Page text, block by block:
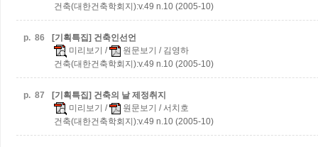
건축(대한건축학회지):v.49 n.10 (2005-10)
p. 86
[기획특집] 건축인선언
미리보기 / 원문보기 / 김영하
건축(대한건축학회지):v.49 n.10 (2005-10)
p. 87
[기획특집] 건축의 날 제정취지
미리보기 / 원문보기 / 서치호
건축(대한건축학회지):v.49 n.10 (2005-10)